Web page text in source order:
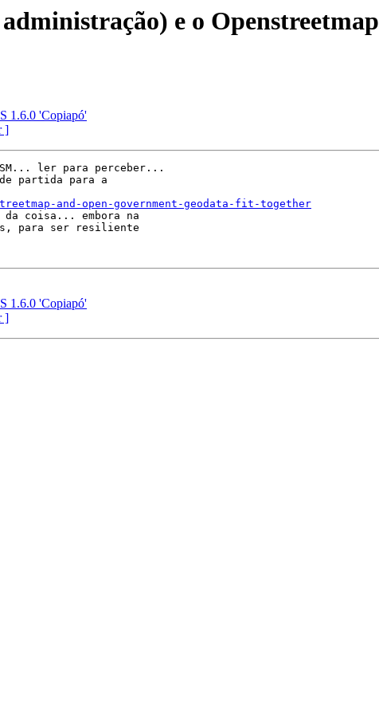
e o Openstreetmap
1.6.0 'Copiapó'
]
ler para perceber...
partida para a
and-open-government-geodata-fit-together
da coisa... embora na
para ser resiliente
1.6.0 'Copiapó'
]